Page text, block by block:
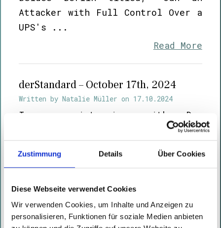
Zustimmung Details Über Cookies
Diese Webseite verwendet Cookies
Wir verwenden Cookies, um Inhalte und Anzeigen zu
personalisieren, Funktionen für soziale Medien anbieten
Attacker with Full Control Over a
UPS's ...
Read More
derStandard – October 17th, 2024
Written byNatalie Müller on 17.10.2024
In an interview with Der
Standard, Managing Partner Marc
Nimmerrichter explains what Cyber
Resilience Act (CRA) means for
manufacturers of ...
Read More